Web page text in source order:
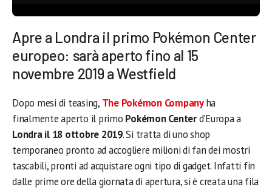
Apre a Londra il primo Pokémon Center
europeo: sarà aperto fino al 15
novembre 2019 a Westfield
Dopo mesi di teasing, The Pokémon Companyha
finalmente aperto il primo Pokémon Centerd’Europa a
Londra il 18 ottobre 2019. Si tratta di uno shop
temporaneo pronto ad accogliere milioni di fan dei mostri
tascabili, pronti ad acquistare ogni tipo di gadget. Infatti fin
dalle prime ore della giornata di apertura, si è creata una fila